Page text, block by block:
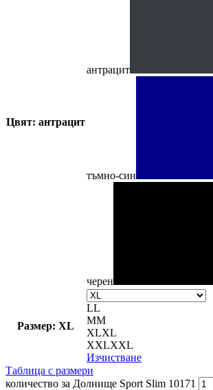
Цвят: антрацит
антрацит
тъмно-син
черен
Размер: XL
LL
MM
XLXL
XXLXXL
Изчистване
Таблица с размери
количество за Долнище Sport Slim 10171